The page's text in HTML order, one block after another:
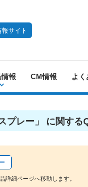
サイト
報 CM情報 よく
プレー」 に関する
細ページへ移動します。